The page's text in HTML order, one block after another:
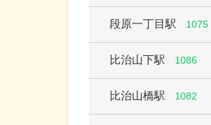
段原一丁目駅 1075
比治山下駅 1086
比治山橋駅 1082